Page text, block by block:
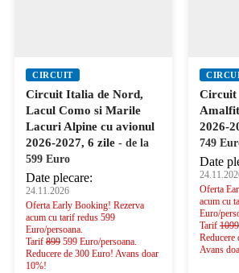
CIRCUIT
Circuit Italia de Nord,
Lacul Como si Marile
Lacuri Alpine cu avionul
2026-2027, 6 zile - de la
599 Euro
Date plecare:
24.11.2026
Oferta Early Booking! Rezerva
acum cu tarif redus 599
Euro/persoana.
Tarif 899 599 Euro/persoana.
Reducere de 300 Euro! Avans doar
10%!
Circuit
2026-
749
Date
Oferta
acum cu
Euro/
Tarif 1099
Reducere
Avans